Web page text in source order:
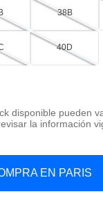
38B
40D
disponible pueden
la información
EN PARIS